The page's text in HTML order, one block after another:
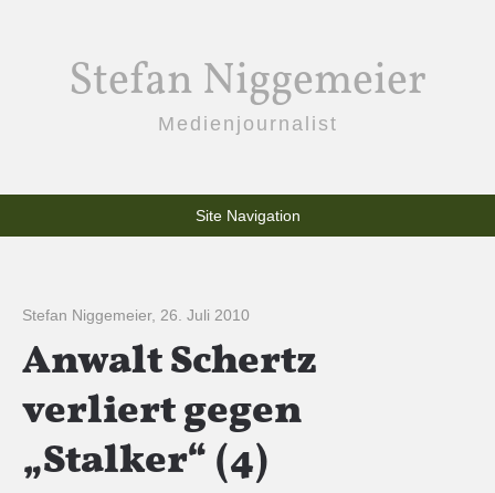
Stefan Niggemeier
Medienjournalist
Site Navigation
Stefan Niggemeier, 26. Juli 2010
Anwalt Schertz
verliert gegen
„Stalker“ (4)